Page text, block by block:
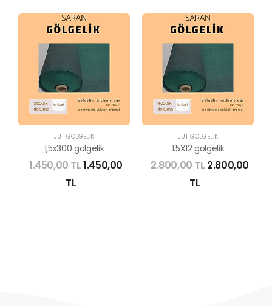
JÜT GÖLGELİK
1,5x300 gölgelik
1.450,00 TL1.450,00
TL
JÜT GÖLGELİK
1.5X12 gölgelik
2.800,00 TL2.800,00
TL